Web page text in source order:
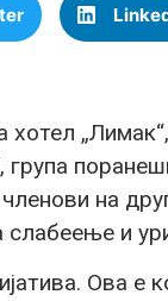
група
на
слабеење и
Ова е